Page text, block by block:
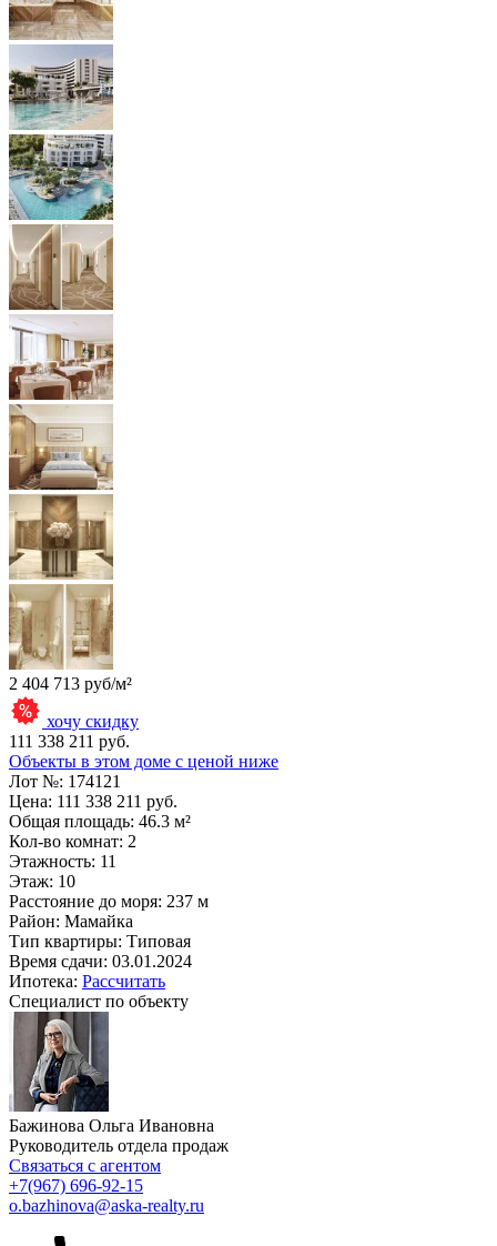
2 404 713 руб/м²
хочу скидку
111 338 211 руб.
Объекты в этом доме с ценой ниже
Лот №: 174121
Цена: 111 338 211 руб.
Общая площадь: 46.3 м²
Кол-во комнат: 2
Этажность: 11
Этаж: 10
Расстояние до моря: 237 м
Район: Мамайка
Тип квартиры: Типовая
Время сдачи: 03.01.2024
Ипотека: Рассчитать
Специалист по объекту
Бажинова Ольга Ивановна
Руководитель отдела продаж
Связаться с агентом
+7(967) 696-92-15
o.bazhinova@aska-realty.ru